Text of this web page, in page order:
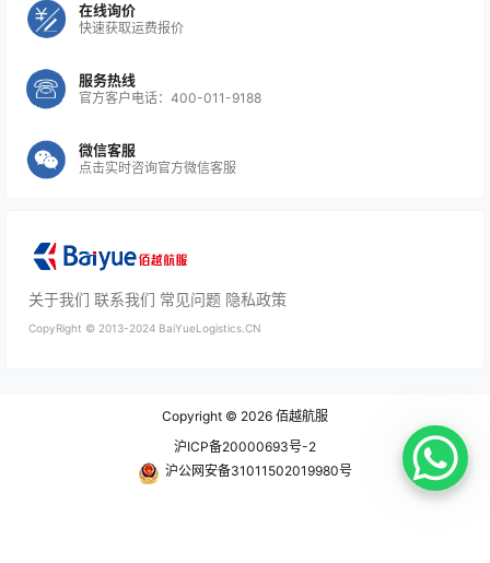
备用航班预案
机场快速交接安排
对于：
芯片
在线询价
快速获取运费报价
服务热线
官方客户电话：400-011-9188
微信客服
点击实时咨询官方微信客服
关于我们 联系我们 常见问题 隐私政策
CopyRight © 2013-2024 BaiYueLogistics.CN
Copyright © 2026 佰越航服
沪ICP备20000693号-2
沪公网安备31011502019980号